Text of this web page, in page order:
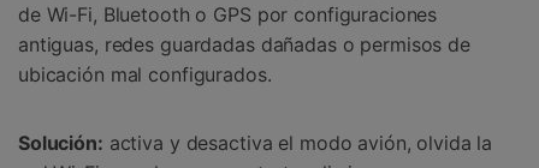
de Wi-Fi, Bluetooth o GPS por configuraciones
antiguas, redes guardadas dañadas o permisos de
ubicación mal configurados.
Solución: activa y desactiva el modo avión, olvida la